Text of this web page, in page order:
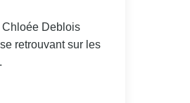
Deblois
retrouvant sur les